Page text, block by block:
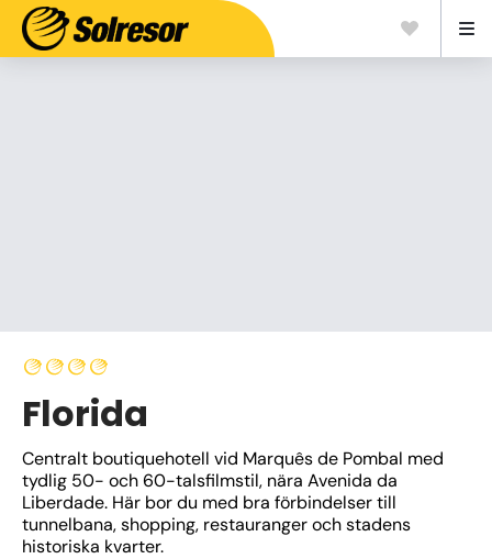
Florida
Centralt boutiquehotell vid Marquês de Pombal med
tydlig 50- och 60-talsfilmstil, nära Avenida da
Liberdade. Här bor du med bra förbindelser till
tunnelbana, shopping, restauranger och stadens
historiska kvarter.